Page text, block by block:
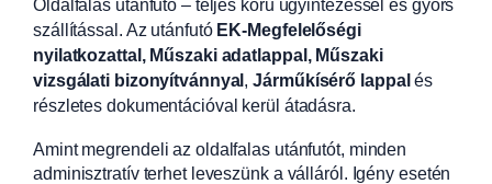
Oldalfalas utánfutó – teljes körű ügyintézéssel és gyors
szállítással. Az utánfutó EK-Megfelelőségi
nyilatkozattal, Műszaki adatlappal, Műszaki
vizsgálati bizonyítvánnyal ,Járműkísérő lappal és
részletes dokumentációval kerül átadásra.
Amint megrendeli az oldalfalas utánfutót, minden
adminisztratív terhet leveszünk a válláról. Igény esetén